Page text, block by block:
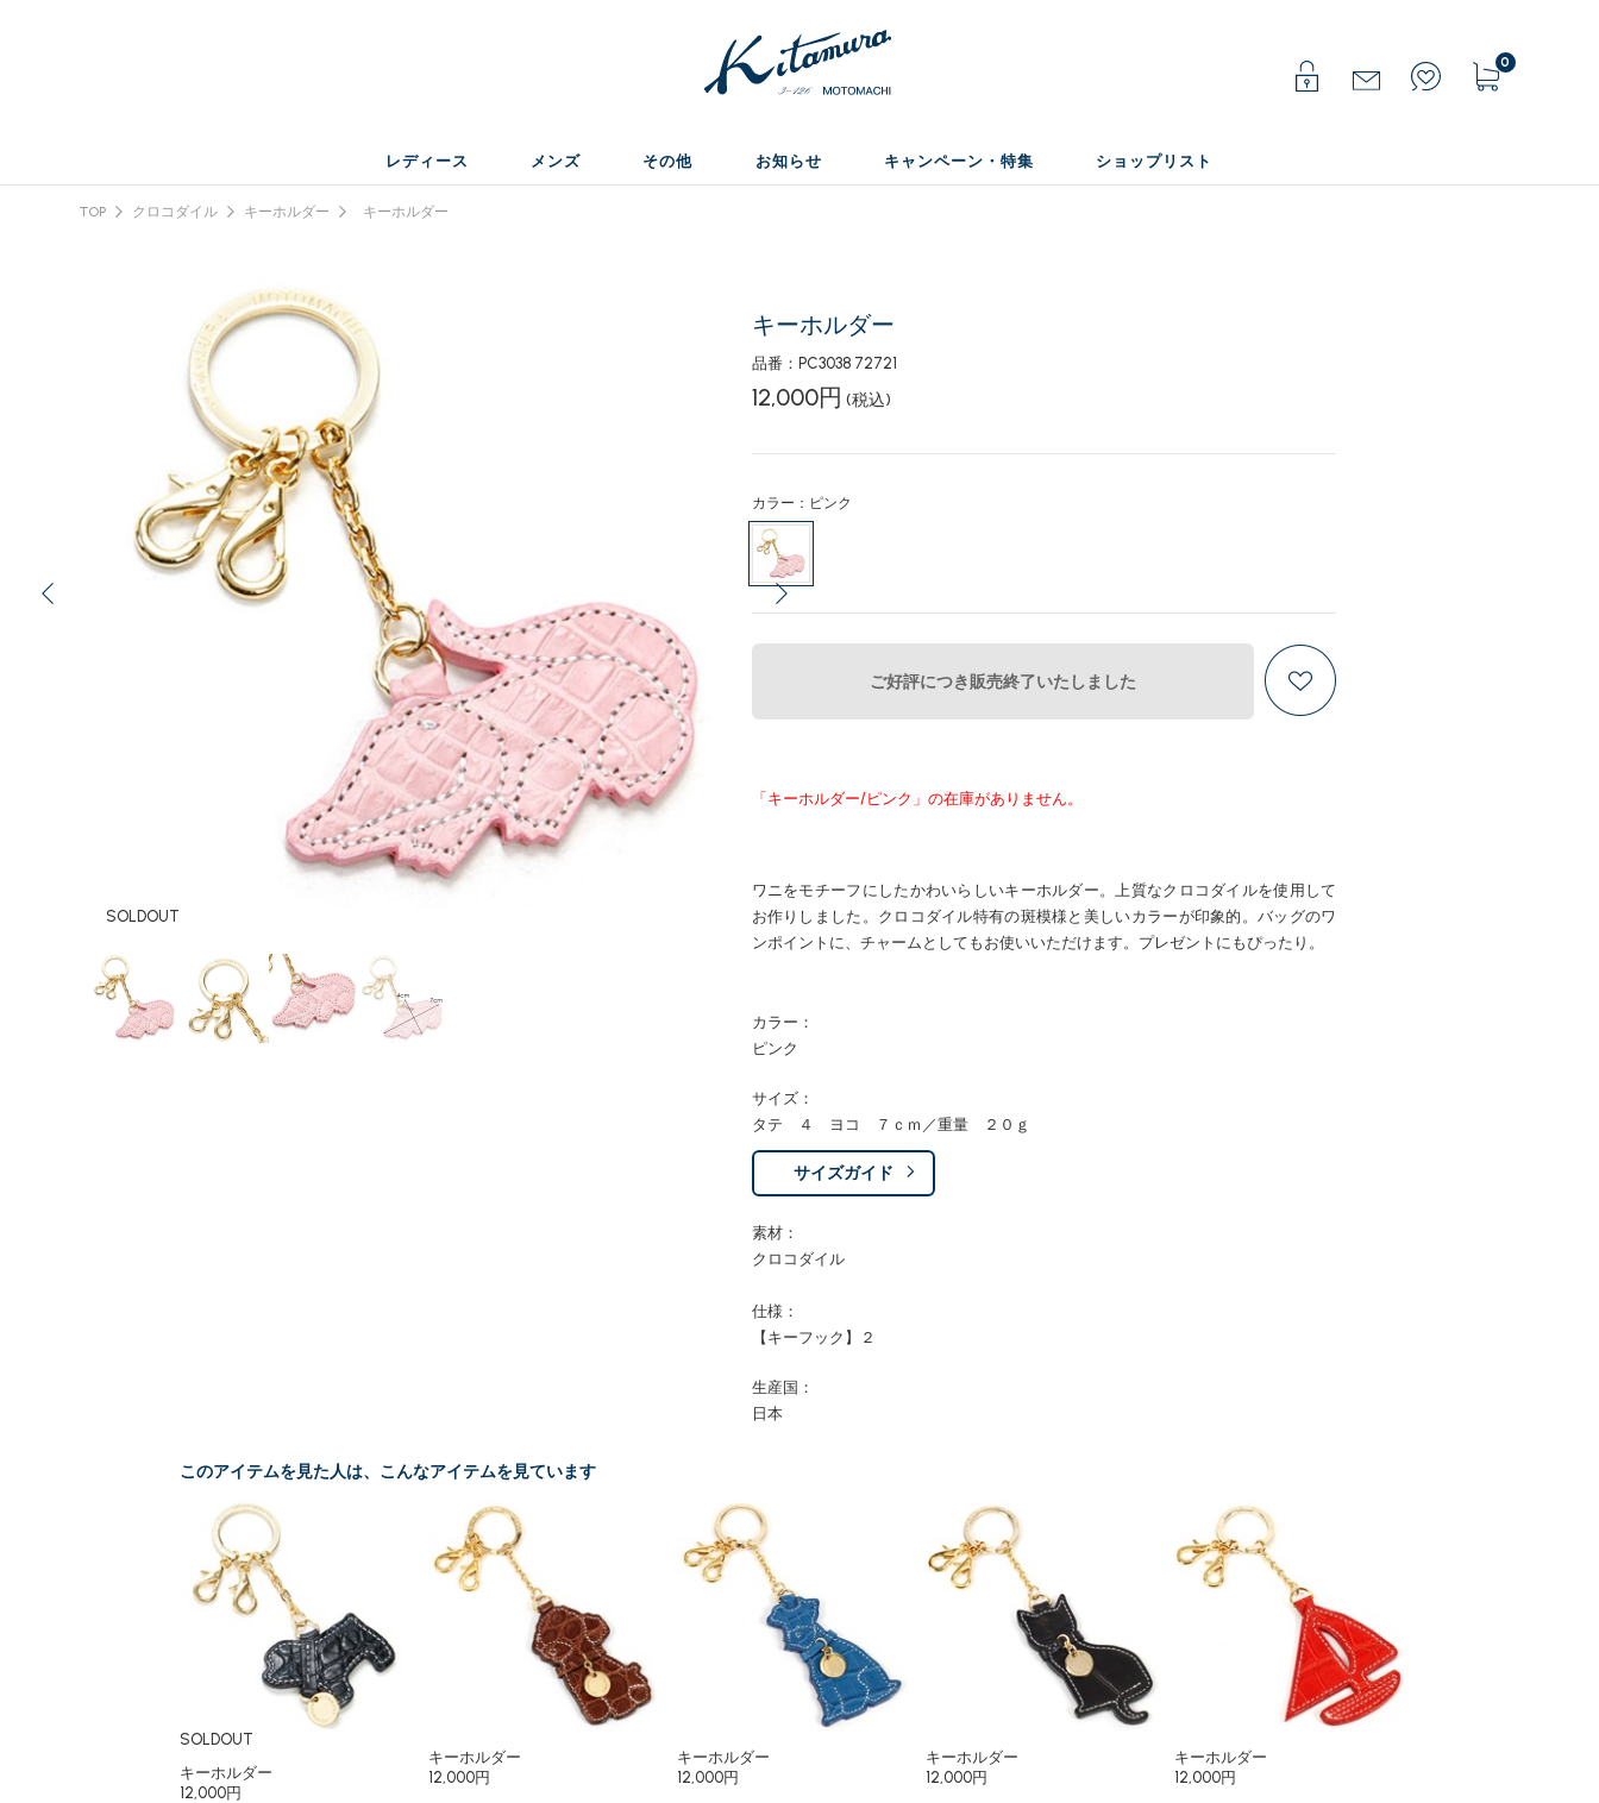
0
レディース メンズ その他 お知らせ キャンペーン・特集 ショップリスト
TOP クロコダイル キーホルダー キーホルダー
SOLDOUT
キーホルダー
品番：PC3038 72721
12,000円 (税込)
カラー：ピンク
ご好評につき販売終了いたしました
「キーホルダー/ピンク」の在庫がありません。
ワニをモチーフにしたかわいらしいキーホルダー。上質なクロコダイルを使用して
お作りしました。クロコダイル特有の斑模様と美しいカラーが印象的。バッグのワ
ンポイントに、チャームとしてもお使いいただけます。プレゼントにもぴったり。
カラー：
ピンク
サイズ：
タテ ４ ヨコ ７ｃｍ／重量 ２０ｇ
サイズガイド
素材：
クロコダイル
仕様：
【キーフック】２
生産国：
日本
このアイテムを見た人は、こんなアイテムを見ています
SOLDOUT
キーホルダー
12,000円
キーホルダー
12,000円
キーホルダー
12,000円
キーホルダー
12,000円
キーホルダー
12,000円